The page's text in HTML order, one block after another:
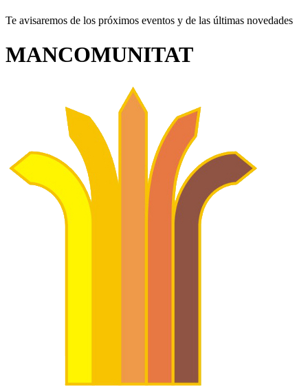
Te avisaremos de los próximos eventos y de las últimas novedades
MANCOMUNITAT